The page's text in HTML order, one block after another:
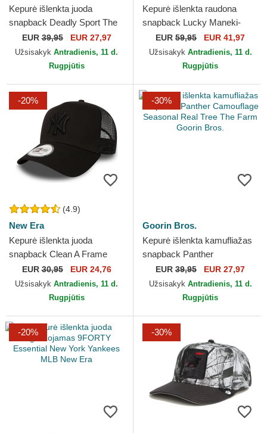
Kepurė išlenkta juoda
snapback Deadly Sport The
Farm Goorin Bros.
EUR39,95 EUR 27,97
Užsisakyk Antradienis, 11 d.
Rugpjūtis
Kepurė išlenkta raudona
snapback Lucky Maneki-
Neko Happy Thoughts The
Farm Goorin Bros.
EUR 59,95 EUR 41,97
Užsisakyk Antradienis, 11 d.
Rugpjūtis
-20%
(4.9)
New Era
Kepurė išlenkta juoda
snapback Clean A Frame
New York Yankees MLB
New Era
EUR30,95 EUR 24,76
Užsisakyk Antradienis, 11 d.
Rugpjūtis
-30%
Goorin Bros.
Kepurė išlenkta kamufliažas
snapback Panther
Camouflage Seasonal Real
Tree The Farm Goorin Bros.
EUR 39,95 EUR 27,97
Užsisakyk Antradienis, 11 d.
Rugpjūtis
-20% -30%